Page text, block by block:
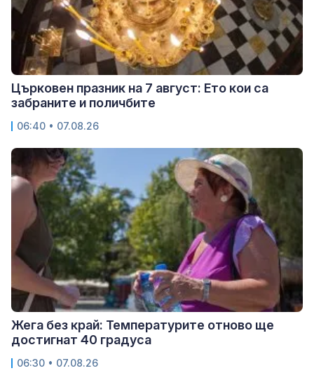
Църковен празник на 7 август: Ето кои са
забраните и поличбите
06:40 • 07.08.26
Жега без край: Температурите отново ще
достигнат 40 градуса
06:30 • 07.08.26